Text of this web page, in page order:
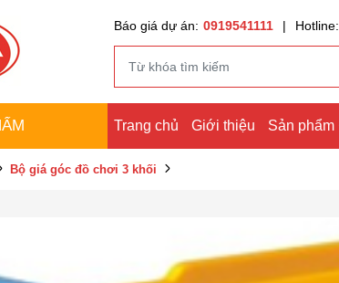
Báo giá dự án: 0919541111 | Hotline:
Trang chủ Giới thiệu Sản phẩm
Bộ giá góc đồ chơi 3 khối